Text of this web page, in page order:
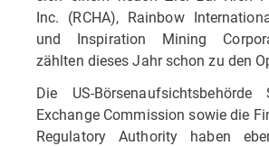
Inc. (RCHA), Rainbow
und Inspiration Mining
zählten dieses Jahr schon zu den
Die US-
Exchange Commission sowie die
Regulatory Authority haben